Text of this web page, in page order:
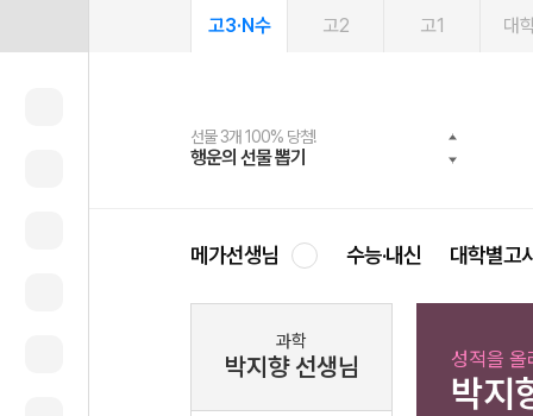
고3·N수 고2 고1 대
선물 3개 100% 당첨!
행운의 선물 뽑기
선물 100% 증정!
메가스터디 X 올리브
여름방학 스터디 캐시백
메가런 썸머스쿨
2027 러셀 단과
강사 공개선발
스마트러닝앱
설문 EVENT
메가패스
3일 무료 체험권
메가패스 수강생 무료혜택!
메가클럽 멤버십
사회공헌 캠페인
희망이룸 메가나눔
메가선생님 수능·내신 대학별고
과학
박지향 선생님 성적을
박지